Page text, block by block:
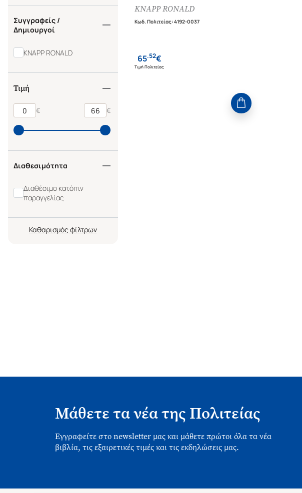
Συγγραφείς /
Δημιουργοί
KNAPP RONALD
Τιμή
€ €
Διαθεσιμότητα
Διαθέσιμο κατόπιν
παραγγελίας
Καθαρισμός
KNAPP RONALD
Κωδ. Πολιτείας:4192-0037
65.52€
Τιμή Πολιτείας
Μάθετε τα νέα της Πολιτείας
Εγγραφείτε στο newsletter μας και μάθετε πρώτοι όλα τα νέα
βιβλία, τις εξαιρετικές τιμές και τις εκδηλώσεις μας.